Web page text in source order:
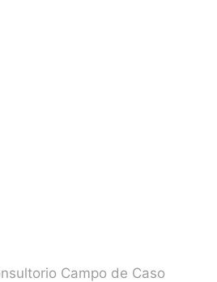
Campo de Caso